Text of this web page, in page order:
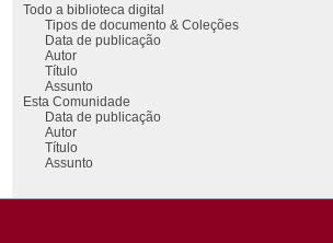
Todo a biblioteca digital
Tipos de documento & Coleções
Data de publicação
Autor
Título
Assunto
Esta Comunidade
Data de publicação
Autor
Título
Assunto